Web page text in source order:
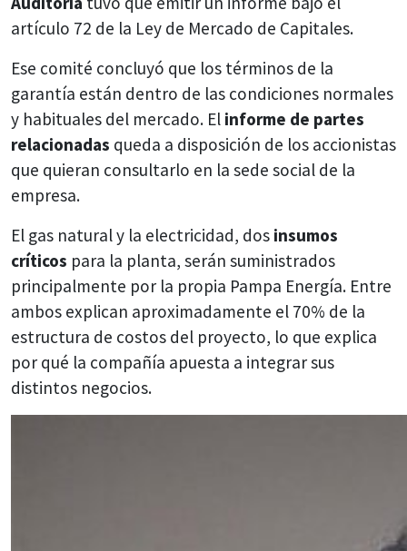
artículo 72 de la Ley de Mercado de Capitales.
Ese comité concluyó que los términos de la
garantía están dentro de las condiciones normales
y habituales del mercado. El informe de partes
relacionadas queda a disposición de los accionistas
que quieran consultarlo en la sede social de la
empresa.
El gas natural y la electricidad, dos insumos
críticos para la planta, serán suministrados
principalmente por la propia Pampa Energía. Entre
ambos explican aproximadamente el 70% de la
estructura de costos del proyecto, lo que explica
por qué la compañía apuesta a integrar sus
distintos negocios.